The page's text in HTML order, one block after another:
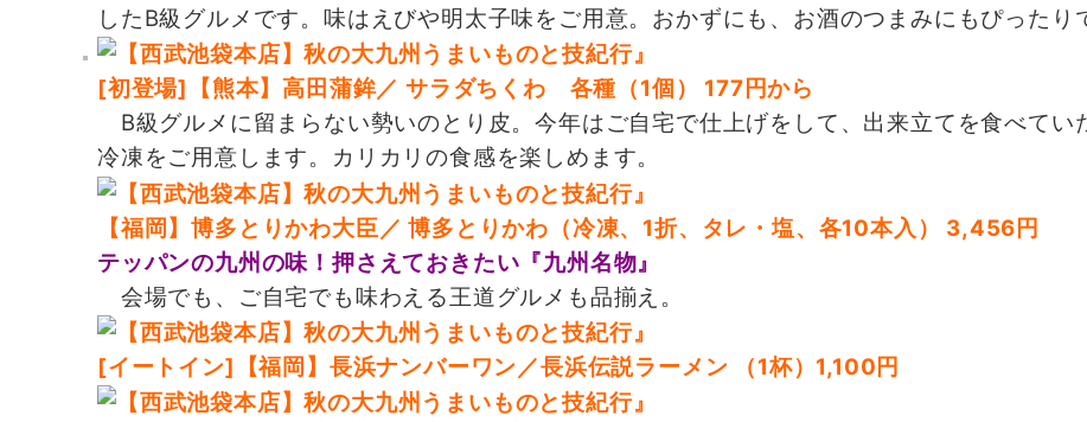
したB級グルメです。味はえびや明太子味をご用意。おかずにも、お酒のつまみにもぴったり
[初登場]【熊本】高田蒲鉾／ サラダちくわ 各種（1個） 177円から
B級グルメに留まらない勢いのとり皮。今年はご自宅で仕上げをして、出来立てを食べてい
冷凍をご用意します。カリカリの食感を楽しめます。
【福岡】博多とりかわ大臣／ 博多とりかわ（冷凍、1折、タレ・塩、各10本入） 3,456円
テッパンの九州の味！押さえておきたい『九州名物』
会場でも、ご自宅でも味わえる王道グルメも品揃え。
[イートイン]【福岡】長浜ナンバーワン／長浜伝説ラーメン （1杯）1,100円